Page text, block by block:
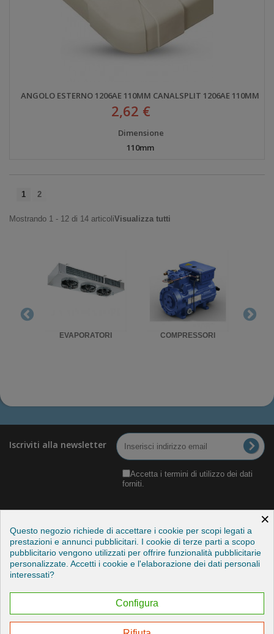
ANGOLO ESTERNO 1206AE 110MM CANALSPLIT 1206AE 110MM
2,62 €
Dimensione
110mm
1 2
Mostrando 1 - 12 di 14 articoliVisualizza tutti
EVAPORATORI COMPRESSORI
Iscriviti alla newsletter
Accetta i termini di utilizzo dei dati
forniti.
Categorie
Informazioni
×
Questo negozio richiede di accettare i cookie per scopi legati a
prestazioni e annunci pubblicitari. I cookie di terze parti a scopo
pubblicitario vengono utilizzati per offrire funzionalità pubblicitarie
personalizzate. Accetti i cookie e l'elaborazione dei dati personali
interessati?
Configura